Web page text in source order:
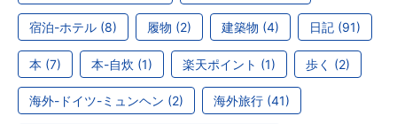
宿泊-ホテル (8) 履物 (2) 建築物 (4) 日記 (91)
本 (7) 本-自炊 (1) 楽天ポイント (1) 歩く (2)
海外-ドイツ-ミュンヘン (2) 海外旅行 (41)